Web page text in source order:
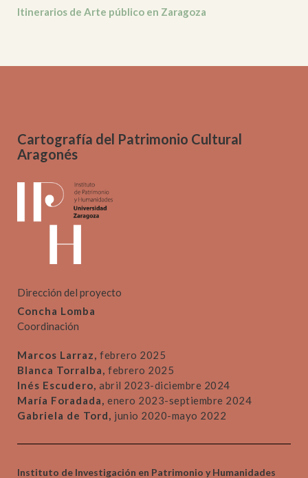
Itinerarios de Arte público en Zaragoza
Cartografía del Patrimonio Cultural
Aragonés
Dirección del proyecto
Concha Lomba
Coordinación
Marcos Larraz, febrero 2025
Blanca Torralba, febrero 2025
Inés Escudero, abril 2023-diciembre 2024
María Foradada, enero 2023-septiembre 2024
Gabriela de Tord, junio 2020-mayo 2022
Instituto de Investigación en Patrimonio y Humanidades